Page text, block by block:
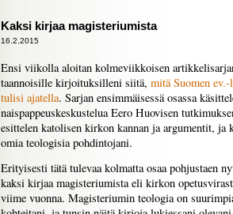
Kaksi kirjaa magisteriumista
16.2.2015
Ensi viikolla aloitan kolmeviikkoisen
taannoisille kirjoituksilleni siitä, mitä Suomen
tulisi ajatella. Sarjan ensimmäisessä osassa
naispappeuskeskustelua Eero Huovisen
esittelen katolisen kirkon kannan ja argumentit, ja
omia teologisia pohdintojani.
Erityisesti tätä tulevaa kolmatta osaa pohjustaen
kaksi kirjaa magisteriumista eli kirkon
viime vuonna. Magisteriumin teologia on